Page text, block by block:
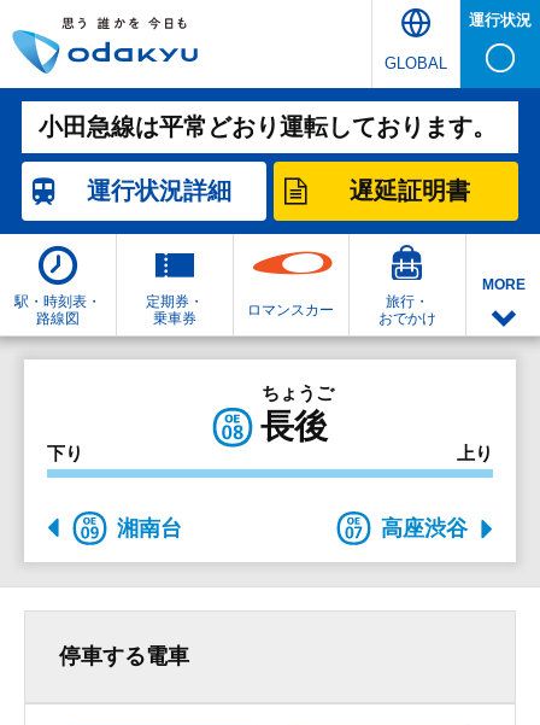
GLOBAL
運行状況
小田急線は平常どおり運転しております。
運行状況詳細 遅延証明書
駅・時刻表・
路線図
定期券・
乗車券
ロマンスカー
旅行・
おでかけ
MORE
ちょうご
長後
上り
下り
湘南台 高座渋谷
停車する電車